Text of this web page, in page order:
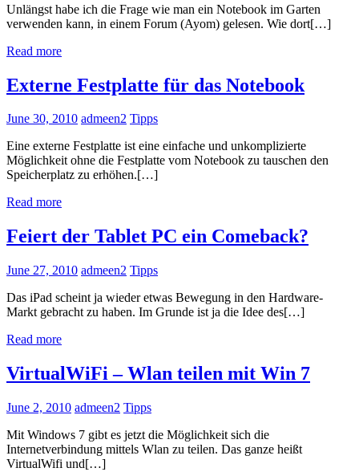
Unlängst habe ich die Frage wie man ein Notebook im Garten
verwenden kann, in einem Forum (Ayom) gelesen. Wie dort[…]
Read more
Externe Festplatte für das Notebook
June 30, 2010 admeen2 Tipps
Eine externe Festplatte ist eine einfache und unkomplizierte
Möglichkeit ohne die Festplatte vom Notebook zu tauschen den
Speicherplatz zu erhöhen.[…]
Read more
Feiert der Tablet PC ein Comeback?
June 27, 2010 admeen2 Tipps
Das iPad scheint ja wieder etwas Bewegung in den Hardware-
Markt gebracht zu haben. Im Grunde ist ja die Idee des[…]
Read more
VirtualWiFi – Wlan teilen mit Win 7
June 2, 2010 admeen2 Tipps
Mit Windows 7 gibt es jetzt die Möglichkeit sich die
Internetverbindung mittels Wlan zu teilen. Das ganze heißt
VirtualWifi und[…]